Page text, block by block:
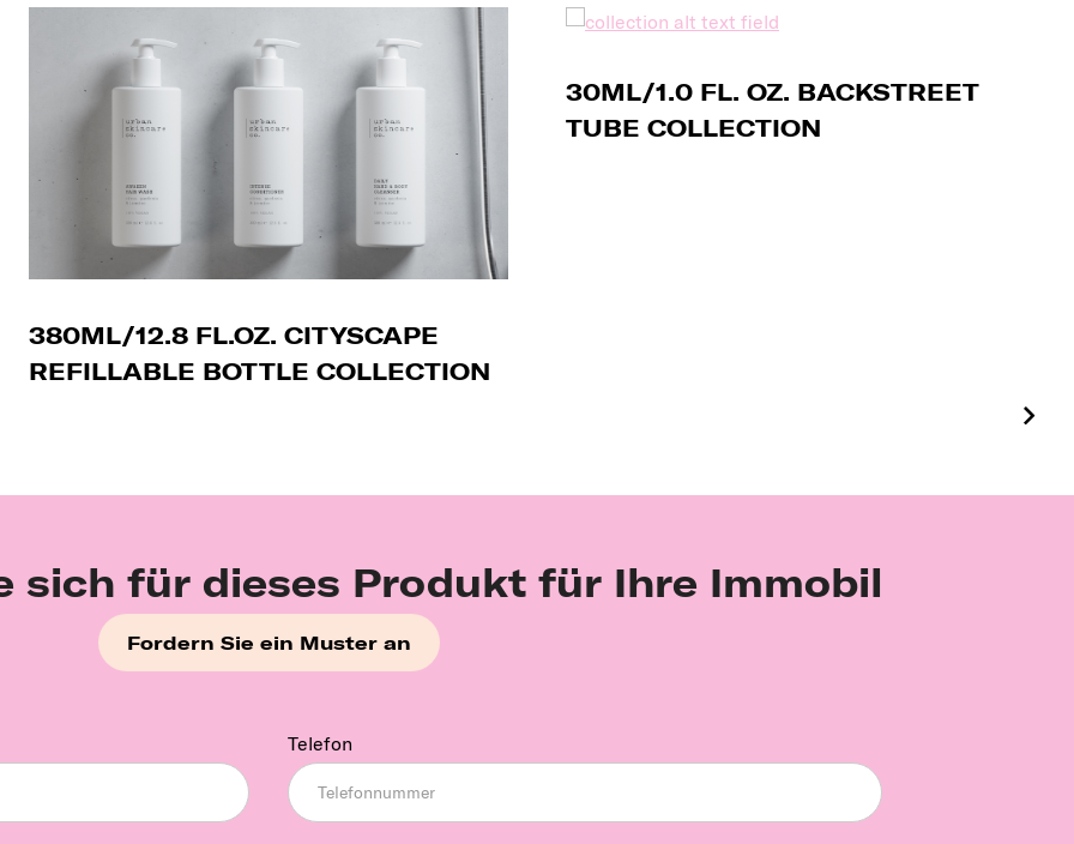
380ML/12.8 FL.OZ. CITYSCAPE
REFILLABLE BOTTLE COLLECTION
30ML/1.0 FL. OZ. BACKSTREET
TUBE COLLECTION
sich für dieses Produkt für Ihre Immobilie?
Fordern Sie ein Muster an
Telefon